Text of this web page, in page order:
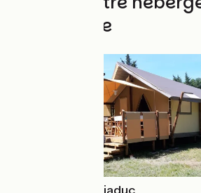
cette étape